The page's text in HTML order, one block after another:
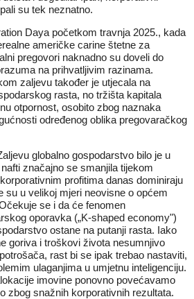
su tek neznatno.
Daya početkom travnja 2025., kada
američke carine štetne za
pregovori naknadno su doveli do
na prihvatljivim razinama.
zaljevu također je utjecala na
rasta, no tržišta kapitala
otpornost, osobito zbog naznaka
određenog oblika pregovaračkog
globalno gospodarstvo bilo je u
značajno se smanjila tijekom
profitima danas dominiraju
su u velikoj mjeri neovisne o općem
se i da će fenomen
oporavka („K-shaped economy")
ostane na putanji rasta. Iako
goriva i troškovi života nesumnjivo
rast bi se ipak trebao nastaviti,
ulaganjima u umjetnu inteligenciju.
imovine ponovno povećavamo
zbog snažnih korporativnih rezultata.